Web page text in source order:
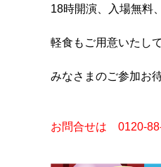
18時開演、入場無料、
軽食もご用意いたし
みなさまのご参加お
お問合せは 0120-